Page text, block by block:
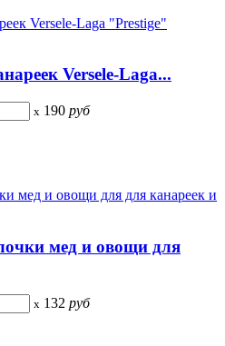
Versele-Laga...
x 190 руб
мед и овощи для
x 132 руб